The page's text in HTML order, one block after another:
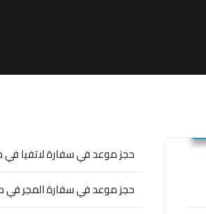
حجز موعد في سفارة لاتفيا
حجز موعد في سفارة المجر في